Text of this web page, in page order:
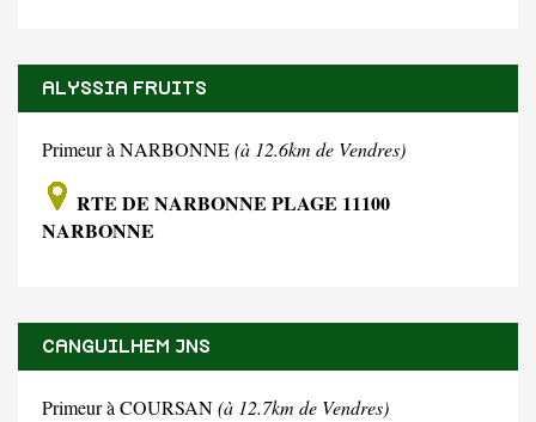
ALYSSIA FRUITS
Primeur à NARBONNE(à 12.6km de Vendres)
RTE DE NARBONNE PLAGE 11100
NARBONNE
CANGUILHEM JNS
Primeur à COURSAN(à 12.7km de Vendres)